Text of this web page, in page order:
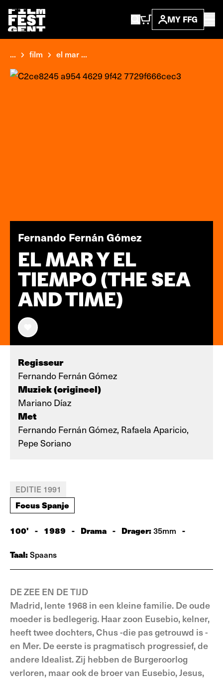
MY FFG
... film el mar ...
Fernando Fernán Gómez
EL MAR Y EL
TIEMPO (THE SEA
AND TIME)
Regisseur
Fernando Fernán Gómez
Muziek (origineel)
Mariano Díaz
Met
Fernando Fernán Gómez, Rafaela Aparicio,
Pepe Soriano
EDITIE 1991
Focus Spanje
100' - 1989 - Drama - Drager:35mm -
Taal:Spaans
DE ZEE EN DE TIJD
Madrid, lente 1968 in een kleine familie. De oude
moeder is bedlegerig. Haar zoon Eusebio, kelner,
heeft twee dochters, Chus -die pas getrouwd is -
en Mer. De eerste is pragmatisch progressief, de
andere Idealist. Zij hebben de Burgeroorlog
verloren, maar ook de broer van Eusebio, Jesus,